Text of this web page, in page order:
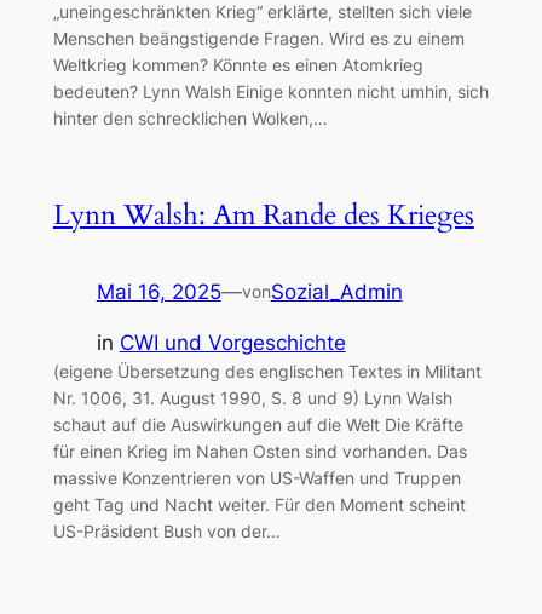
„uneingeschränkten Krieg“ erklärte, stellten sich viele
Menschen beängstigende Fragen. Wird es zu einem
Weltkrieg kommen? Könnte es einen Atomkrieg
bedeuten? Lynn Walsh Einige konnten nicht umhin, sich
hinter den schrecklichen Wolken,…
Lynn Walsh: Am Rande des Krieges
Mai 16, 2025—vonSozial_Admin
in CWI und Vorgeschichte
(eigene Übersetzung des englischen Textes in Militant
Nr. 1006, 31. August 1990, S. 8 und 9) Lynn Walsh
schaut auf die Auswirkungen auf die Welt Die Kräfte
für einen Krieg im Nahen Osten sind vorhanden. Das
massive Konzentrieren von US-Waffen und Truppen
geht Tag und Nacht weiter. Für den Moment scheint
US-Präsident Bush von der…